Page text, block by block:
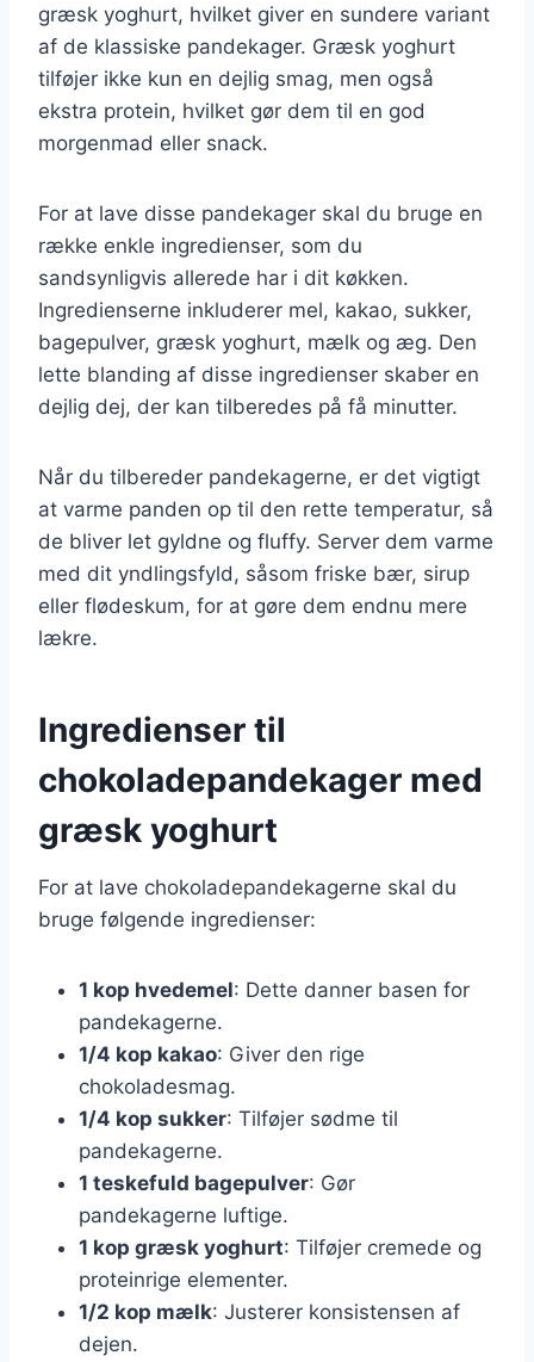
græsk yoghurt, hvilket giver en sundere variant
af de klassiske pandekager. Græsk yoghurt
tilføjer ikke kun en dejlig smag, men også
ekstra protein, hvilket gør dem til en god
morgenmad eller snack.
For at lave disse pandekager skal du bruge en
række enkle ingredienser, som du
sandsynligvis allerede har i dit køkken.
Ingredienserne inkluderer mel, kakao, sukker,
bagepulver, græsk yoghurt, mælk og æg. Den
lette blanding af disse ingredienser skaber en
dejlig dej, der kan tilberedes på få minutter.
Når du tilbereder pandekagerne, er det vigtigt
at varme panden op til den rette temperatur, så
de bliver let gyldne og fluffy. Server dem varme
med dit yndlingsfyld, såsom friske bær, sirup
eller flødeskum, for at gøre dem endnu mere
lækre.
Ingredienser til
chokoladepandekager med
græsk yoghurt
For at lave chokoladepandekagerne skal du
bruge følgende ingredienser:
1 kop hvedemel: Dette danner basen for
pandekagerne.
1/4 kop kakao: Giver den rige
chokoladesmag.
1/4 kop sukker: Tilføjer sødme til
pandekagerne.
1 teskefuld bagepulver: Gør
pandekagerne luftige.
1 kop græsk yoghurt: Tilføjer cremede og
proteinrige elementer.
1/2 kop mælk: Justerer konsistensen af
dejen.